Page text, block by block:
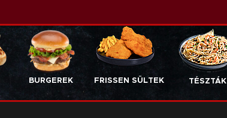
BURGEREK FRISSEN SÜLTEK TÉSZTÁK